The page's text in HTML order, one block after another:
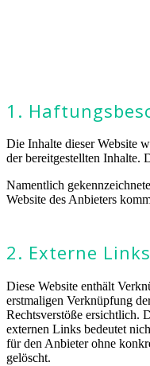
1.
Die Inhalte dieser Website
der bereitgestellten Inhalte.
Namentlich
Website des Anbieters
2. Externe Links
Diese Website enthält
erstmaligen Verknüpfung
Rechtsverstöße ersichtlich.
externen Links bedeutet
für den Anbieter ohne
gelöscht.